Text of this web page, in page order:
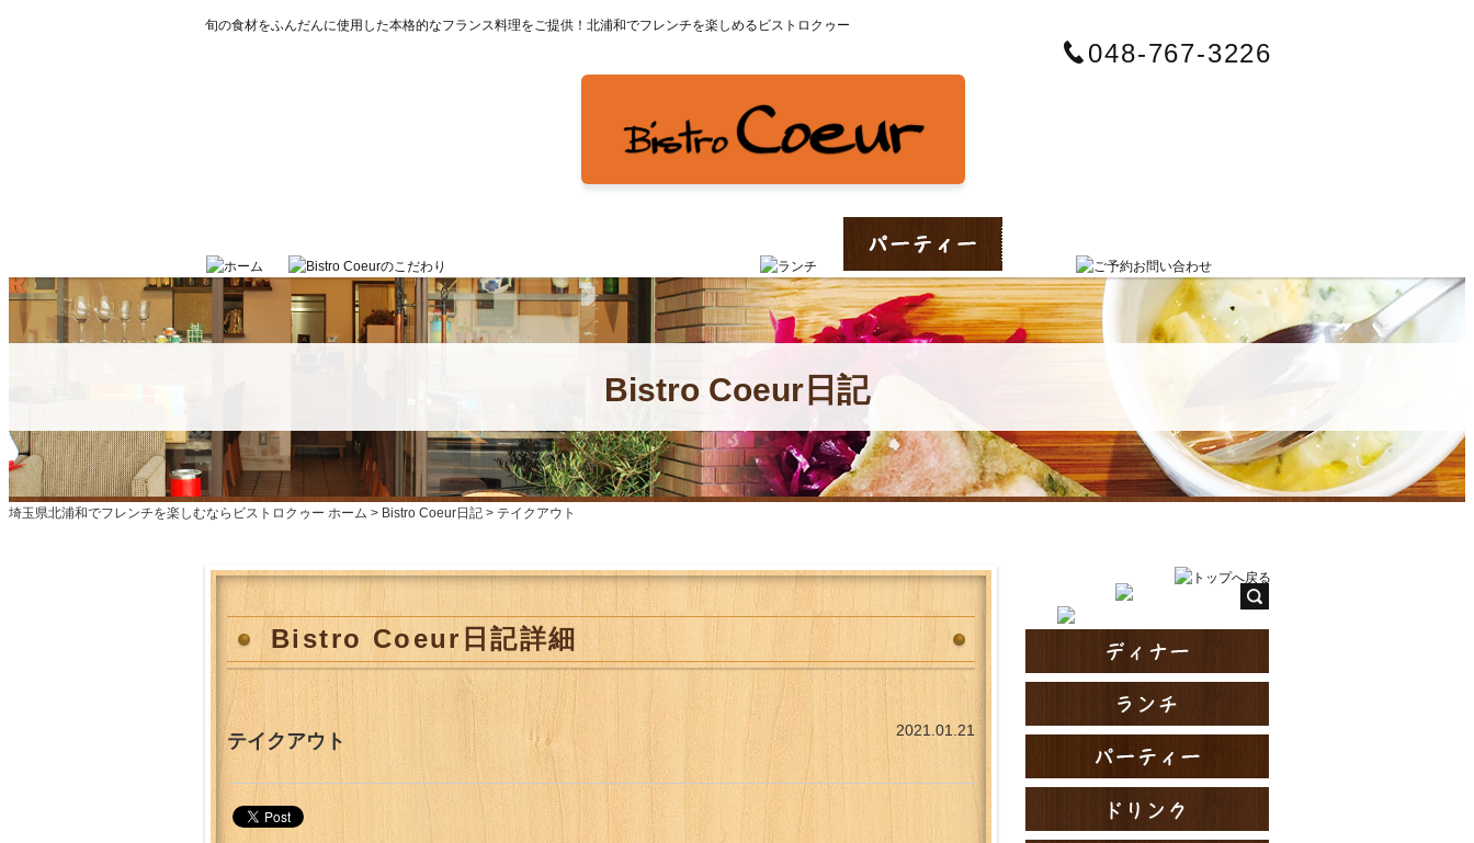
旬の食材をふんだんに使用した本格的なフランス料理をご提供！北浦和でフレンチを楽しめるビストロクゥー
048-767-3226
Bistro Coeur日記
埼玉県北浦和でフレンチを楽しむならビストロクゥー ホーム > Bistro Coeur日記 > テイクアウト
Bistro Coeur日記詳細
2021.01.21
テイクアウト